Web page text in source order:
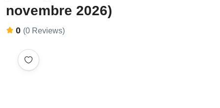
novembre 2026)
0 (0 Reviews)